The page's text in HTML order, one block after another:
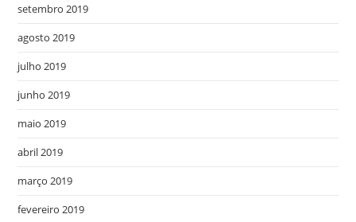
setembro 2019
agosto 2019
julho 2019
junho 2019
maio 2019
abril 2019
março 2019
fevereiro 2019